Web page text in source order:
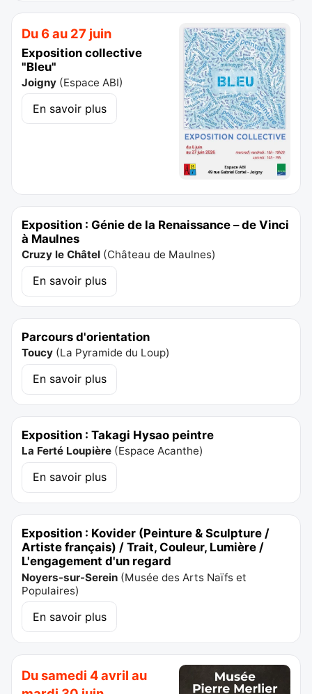
Du 6 au 27 juin
Exposition collective
"Bleu"
Joigny (Espace ABI)
En savoir plus
Exposition : Génie de la Renaissance – de Vinci
à Maulnes
Cruzy le Châtel (Château de Maulnes)
En savoir plus
Parcours d'orientation
Toucy (La Pyramide du Loup)
En savoir plus
Exposition : Takagi Hysao peintre
La Ferté Loupière (Espace Acanthe)
En savoir plus
Exposition : Kovider (Peinture & Sculpture /
Artiste français) / Trait, Couleur, Lumière /
L'engagement d'un regard
Noyers-sur-Serein (Musée des Arts Naïfs et
Populaires)
En savoir plus
Du samedi 4 avril au